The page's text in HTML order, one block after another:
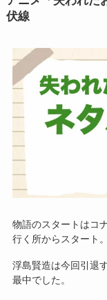
伏線
物語のスタートはコ
行く所からスタート。
浮島賢造は今回引退
最中でした。